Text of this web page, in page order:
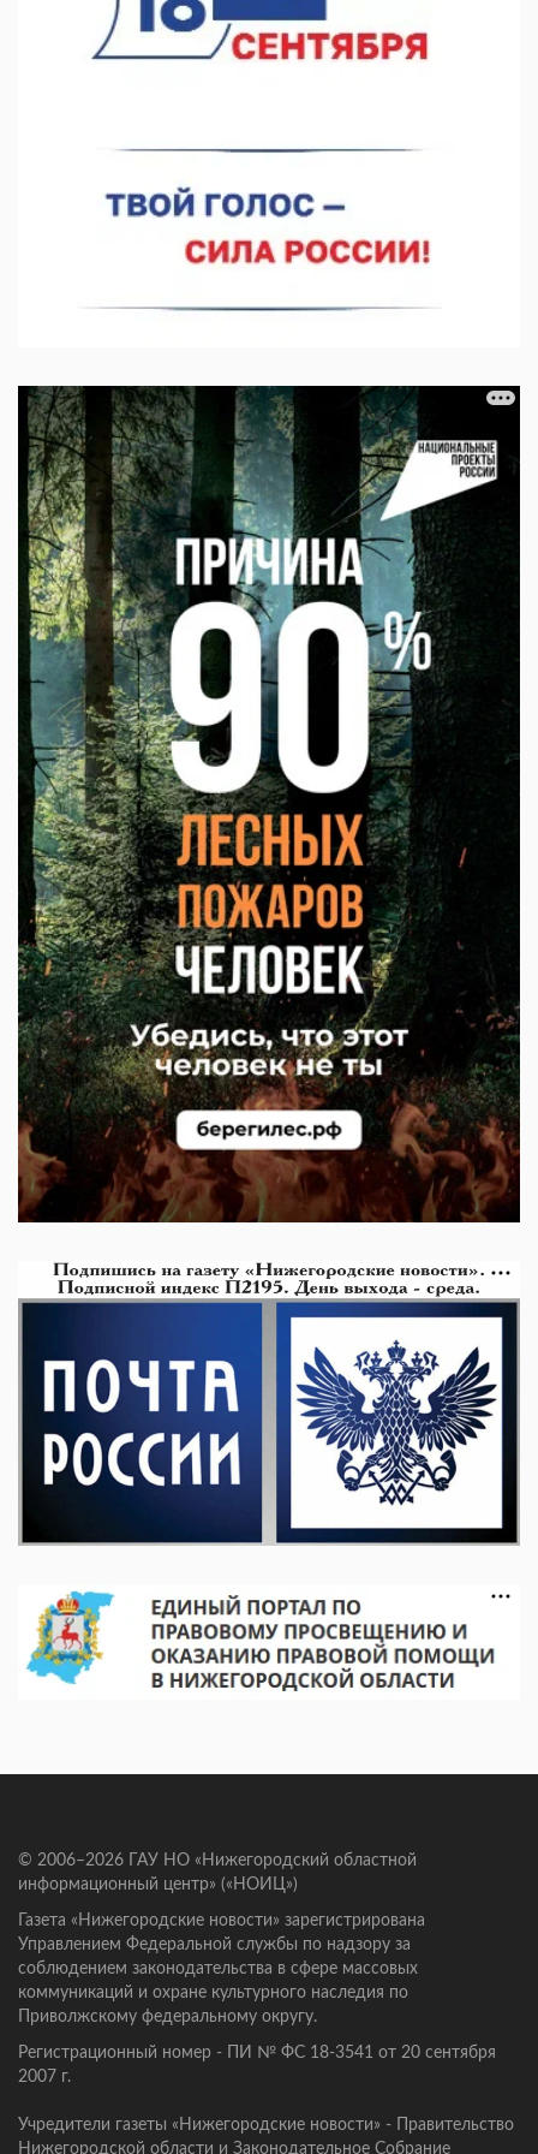
© 2006–2026 ГАУ НО «Нижегородский областной
информационный центр» («НОИЦ»)
Газета «Нижегородские новости» зарегистрирована
Управлением Федеральной службы по надзору за
соблюдением законодательства в сфере массовых
коммуникаций и охране культурного наследия по
Приволжскому федеральному округу.
Регистрационный номер - ПИ № ФС 18-3541 от 20 сентября
2007 г.
Учредители газеты «Нижегородские новости» - Правительство
Нижегородской области и Законодательное Собрание